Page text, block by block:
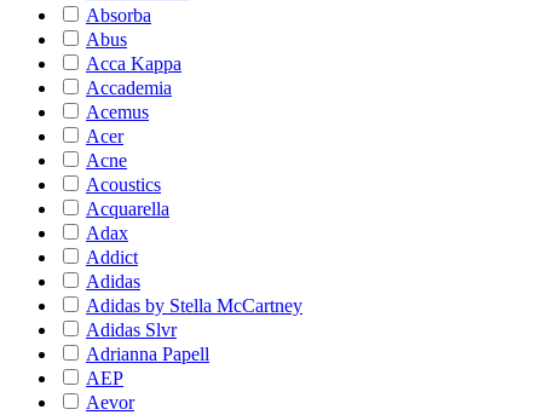
Absorba
Abus
Acca Kappa
Accademia
Acemus
Acer
Acne
Acoustics
Acquarella
Adax
Addict
Adidas
Adidas by Stella McCartney
Adidas Slvr
Adrianna Papell
AEP
Aevor